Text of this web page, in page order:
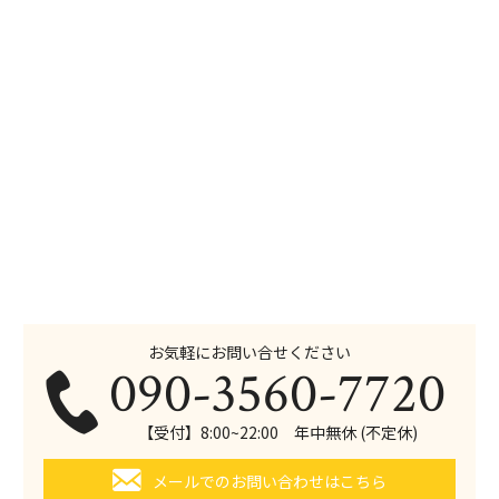
お気軽にお問い合せください
090-3560-7720
【受付】8:00~22:00 年中無休 (不定休)
メールでのお問い合わせはこちら